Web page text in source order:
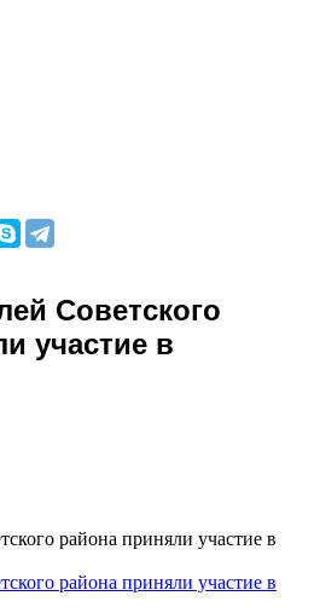
Советского
участие в
района приняли участие в